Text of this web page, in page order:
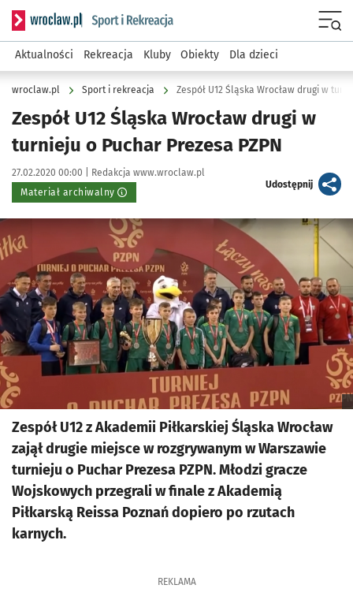
Serwis informacyjny wroclaw.pl podserwis: Sport i rekreacja
Aktualności Rekreacja Kluby Obiekty Dla dzieci
wroclaw.pl Sport i rekreacja Zespół U12 Śląska Wrocław drugi w
Zespół U12 Śląska Wrocław drugi w
turnieju o Puchar Prezesa PZPN
Data publikacji:
27.02.2020 00:00 | Autor:
Redakcja www.wroclaw.pl
Materiał archiwalny
Udostępnijartykuł
Kliknij, aby powiększyć
Zespół U12 z Akademii Piłkarskiej Śląska Wrocław
zajął drugie miejsce w rozgrywanym w Warszawie
turnieju o Puchar Prezesa PZPN. Młodzi gracze
Wojskowych przegrali w finale z Akademią
Piłkarską Reissa Poznań dopiero po rzutach
karnych.
REKLAMA